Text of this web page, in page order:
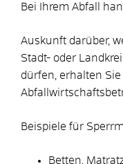
Bei Ihrem Abfall
Auskunft darüber,
Stadt- oder
dürfen, erhalten
Beispiele für
Betten,